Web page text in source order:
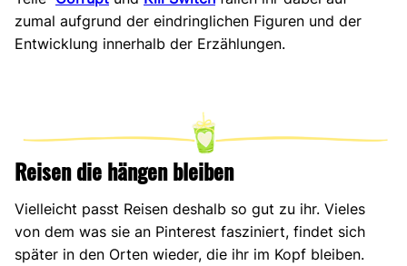
zumal aufgrund der eindringlichen Figuren und der
Entwicklung innerhalb der Erzählungen.
Reisen die hängen bleiben
Vielleicht passt Reisen deshalb so gut zu ihr. Vieles
von dem was sie an Pinterest fasziniert, findet sich
später in den Orten wieder, die ihr im Kopf bleiben.